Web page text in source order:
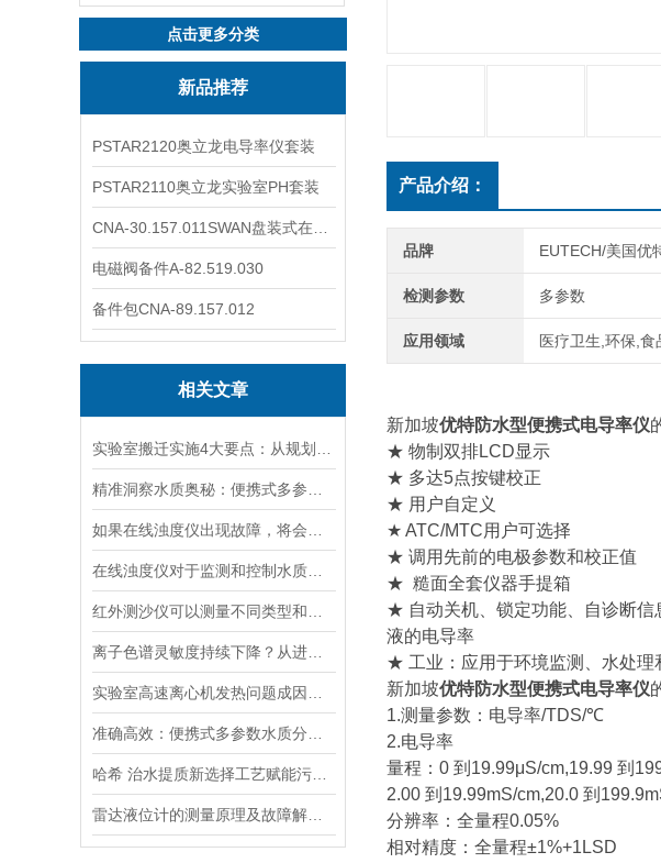
点击更多分类
新品推荐
PSTAR2120奥立龙电导率仪套装
PSTAR2110奥立龙实验室PH套装
电磁阀备件A-82.519.030
备件包CNA-89.157.012
相关文章
产品介绍：
品牌 EUTECH/美国优
检测参数 多参数
应用领域 医疗卫生,环保,
新加坡优特防水型便携式电导率仪
★ 物制双排LCD显示
★ 多达5点按键校正
★ 用户自定义
★ ATC/MTC用户可选择
★ 调用先前的电极参数和校正值
★ 糙面全套仪器手提箱
★ 自动关机、锁定功能、自诊断信
液的电导率
★ 工业：应用于环境监测、水处理
新加坡优特防水型便携式电导率仪
1.测量参数：电导率/TDS/℃
2.电导率
量程：0 到19.99μS/cm,19.99 到
2.00 到19.99mS/cm,20.0 到
分辨率：全量程0.05%
相对精度：全量程±1%+1LSD